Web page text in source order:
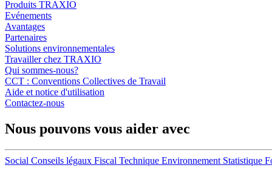
Produits TRAXIO
Evénements
Avantages
Partenaires
Solutions environnementales
Travailler chez TRAXIO
Qui sommes-nous?
CCT : Conventions Collectives de Travail
Aide et notice d'utilisation
Contactez-nous
Nous pouvons vous aider avec
Social Conseils légaux Fiscal Technique Environnement Statistique